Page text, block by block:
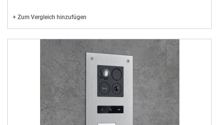
+ Zum Vergleich hinzufügen